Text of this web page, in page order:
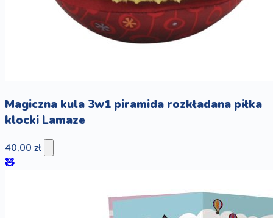
Magiczna kula 3w1 piramida rozkładana piłka
klocki Lamaze
40,00 zł
🧸